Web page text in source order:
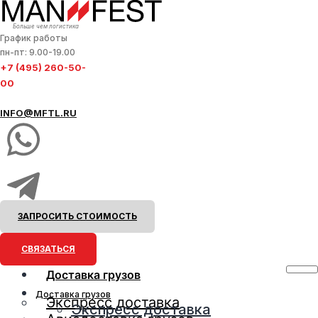
Больше чем логистика
График работы
пн-пт: 9.00-19.00
+7 (495) 260-50-
00
INFO@MFTL.RU
ЗАПРОСИТЬ СТОИМОСТЬ
СВЯЗАТЬСЯ
Доставка грузов
Экспресс доставка
Доставка грузов
Экспресс доставка